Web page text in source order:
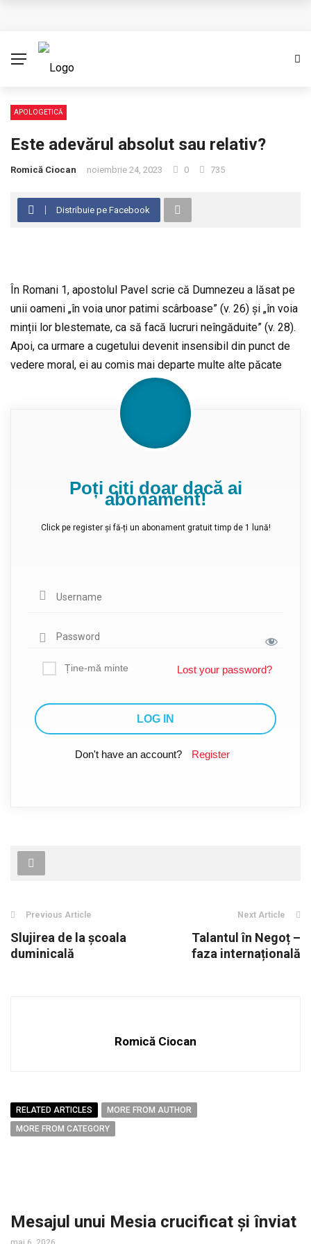
Împărtășirea conducerii
Binecuvântare pastorală cu prilejul unui început de an
Eșecul Franței de a proteja dreptul la viață
APOLOGETICĂ
Este adevărul absolut sau relativ?
Romică Ciocan noiembrie 24, 2023 0 735
Distribuie pe Facebook
În Romani 1, apostolul Pavel scrie că Dumnezeu a lăsat pe
unii oameni „în voia unor patimi scârboase” (v. 26) și „în voia
minții lor blestemate, ca să facă lucruri neîngăduite” (v. 28).
Apoi, ca urmare a cugetului devenit insensibil din punct de
vedere moral, ei au comis mai departe multe alte păcate
Poți citi doar dacă ai
abonament!
Click pe register și fă-ți un abonament gratuit timp de 1 lună!
Ține-mă minte Lost your password?
Don't have an account? Register
Previous Article
Slujirea de la școala
duminicală
Next Article
Talantul în Negoț –
faza internațională
Romică Ciocan
RELATED ARTICLES
MORE FROM AUTHOR
MORE FROM CATEGORY
Mesajul unui Mesia crucificat și înviat